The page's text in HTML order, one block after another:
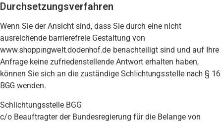
Durchsetzungsverfahren
Wenn Sie der Ansicht sind, dass Sie durch eine nicht
ausreichende barrierefreie Gestaltung von
www.shoppingwelt.dodenhof.de benachteiligt sind und auf Ihre
Anfrage keine zufriedenstellende Antwort erhalten haben,
können Sie sich an die zuständige Schlichtungsstelle nach § 16
BGG wenden.
Schlichtungsstelle BGG
c/o Beauftragter der Bundesregierung für die Belange von